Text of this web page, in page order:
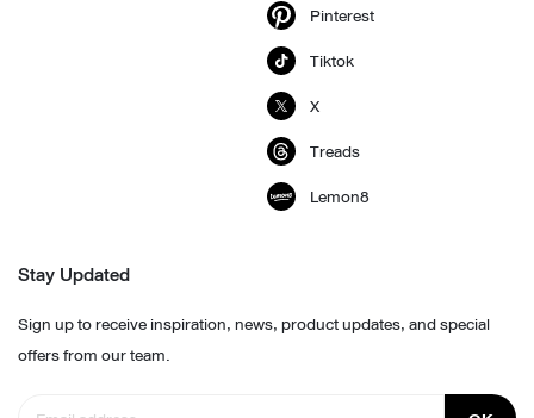
Pinterest
Tiktok
X
Treads
Lemon8
Stay Updated
Sign up to receive inspiration, news, product updates, and special
offers from our team.